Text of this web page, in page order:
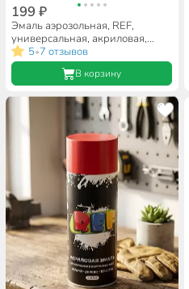
199 ₽
Эмаль аэрозольная, REF,
универсальная, акриловая,
глянцевая, оранжевая, 520 мл
5•7 отзывов
В корзину